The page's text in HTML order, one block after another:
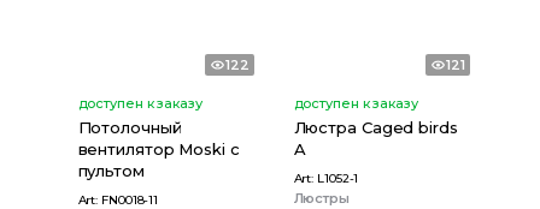
122
доступен к заказу
Потолочный
вентилятор Moski с
пультом
Art: FN0018-11
121
доступен к заказу
Люстра Caged birds
A
Art: L1052-1
Люстры